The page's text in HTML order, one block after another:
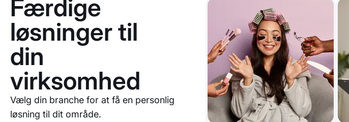
Færdige
løsninger til
din
virksomhed
Vælg din branche for at få en personlig
løsning til dit område.